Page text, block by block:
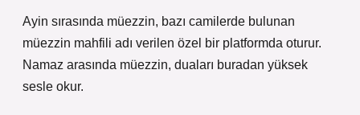
Ayin sırasında müezzin, bazı camilerde bulunan
müezzin mahfili adı verilen özel bir platformda oturur.
Namaz arasında müezzin, duaları buradan yüksek
sesle okur.